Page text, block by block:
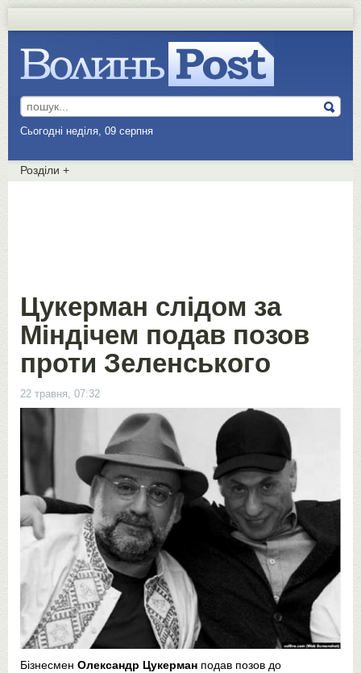
Сьогодні неділя, 09 серпня
Розділи +
Цукерман слідом за
Міндічем подав позов
проти Зеленського
22 травня, 07:32
Бізнесмен Олександр Цукерман подав позов до